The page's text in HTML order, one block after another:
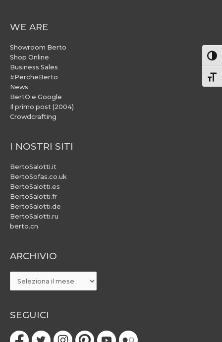
WE ARE
Showroom Berto
Shop Online
Business Sales
#PercheBerto
News
BertO e Google
Il primo post (2004)
Crowdcrafting
I NOSTRI SITI
BertoSalotti.it
BertoSofas.co.uk
BertoSalotti.es
BertoSalotti.fr
BertoSalotti.de
BertoSalotti.ru
berto.cn
ARCHIVIO
ARCHIVIO
SEGUICI